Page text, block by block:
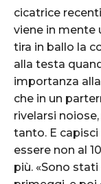
cicatrice
viene in mente
tira in ballo la
alla testa
importanza
che in un
rivelarsi
tanto. E
essere non al
più. «Sono